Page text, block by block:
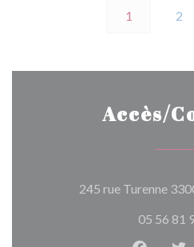
1 2
Accès/
245 rue Turenne
05 56 81